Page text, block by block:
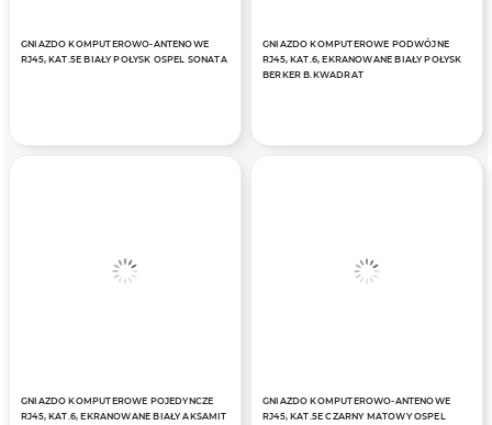
GNIAZDO KOMPUTEROWO-ANTENOWE
RJ45, KAT.5E BIAŁY POŁYSK OSPEL SONATA
GNIAZDO KOMPUTEROWE PODWÓJNE
RJ45, KAT.6, EKRANOWANE BIAŁY POŁYSK
BERKER B.KWADRAT
GNIAZDO KOMPUTEROWE POJEDYNCZE
RJ45, KAT.6, EKRANOWANE BIAŁY AKSAMIT
GNIAZDO KOMPUTEROWO-ANTENOWE
RJ45, KAT.5E CZARNY MATOWY OSPEL